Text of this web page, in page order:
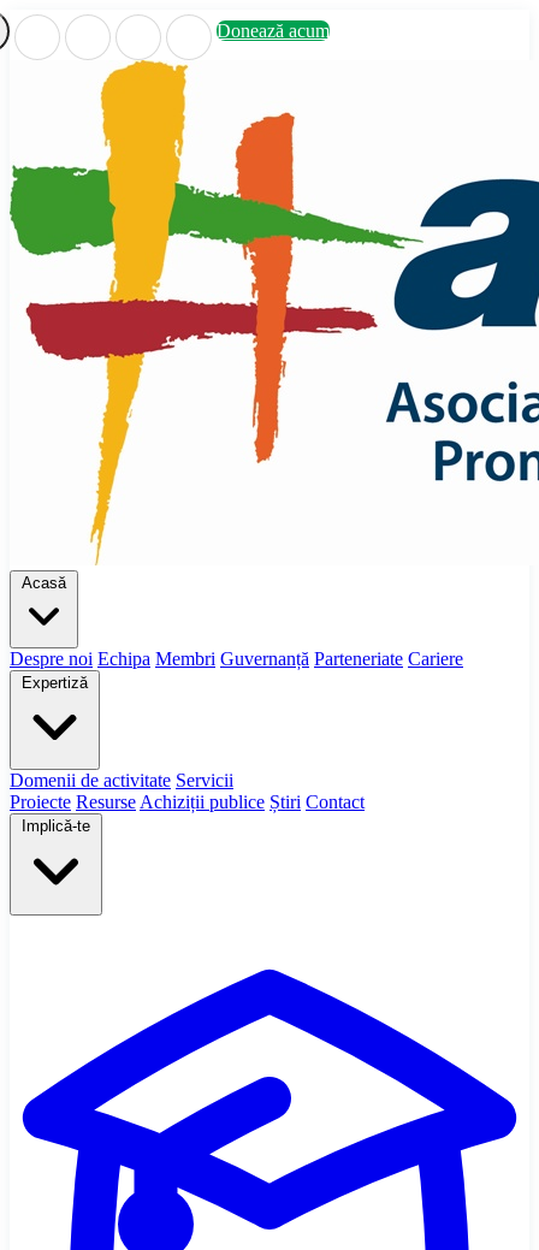
Donează acum
Acasă
Despre noi Echipa Membri Guvernanță Parteneriate Cariere
Expertiză
Domenii de activitate Servicii
Proiecte Resurse Achiziții publice Știri Contact
Implică-te